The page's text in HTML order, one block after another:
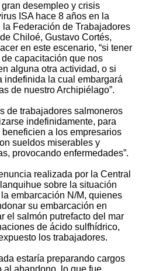
desempleo y crisis
ISA hace 8 años en la
Federación de Trabajadores
Chiloé, Gustavo Cortés,
en este escenario, “si tener
capacitación que nos
alguna otra actividad, o si
indefinida la cual embargará
de nuestro Archipiélago”.
de trabajadores salmoneros
indefinidamente, para
a los empresarios
sueldos miserables y
provocando enfermedades”.
realizada por la Central
sobre la situación
embarcación N/M, quienes
su embarcación en
el salmón putrefacto del mar
de ácido sulfhídrico,
los trabajadores.
estaría preparando cargos